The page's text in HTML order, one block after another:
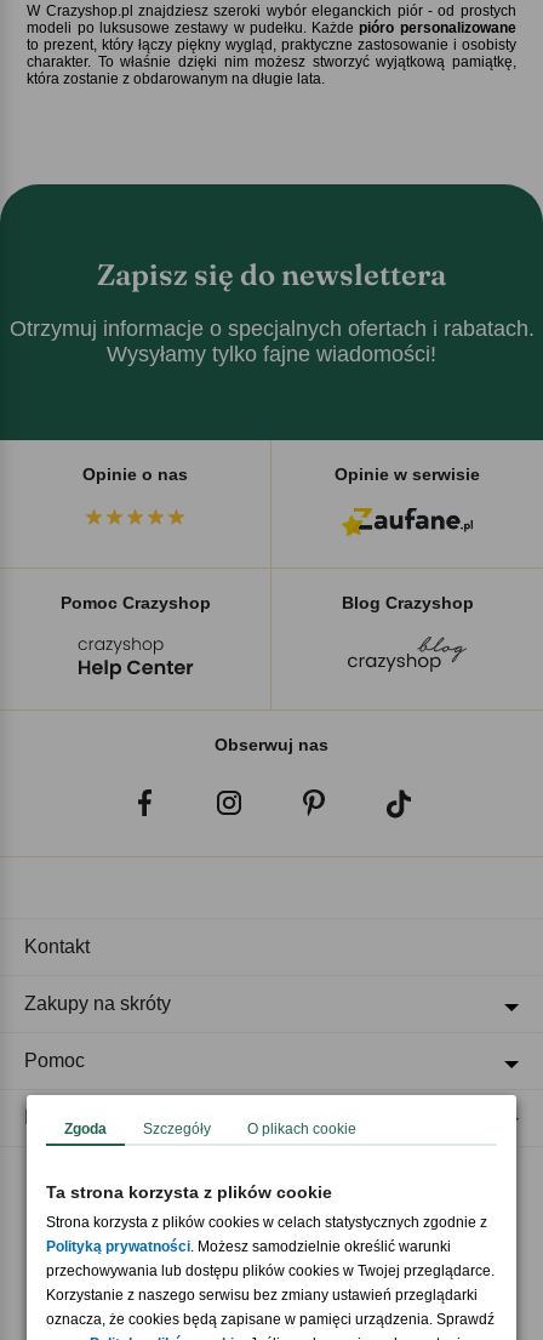
W Crazyshop.pl znajdziesz szeroki wybór eleganckich piór - od prostych
modeli po luksusowe zestawy w pudełku. Każdepióro personalizowane
to prezent, który łączy piękny wygląd, praktyczne zastosowanie i osobisty
charakter. To właśnie dzięki nim możesz stworzyć wyjątkową pamiątkę,
która zostanie z obdarowanym na długie lata.
Zapisz się do newslettera
Otrzymuj informacje o specjalnych ofertach i rabatach.
Wysyłamy tylko fajne wiadomości!
Opinie o nas Opinie w serwisie
Pomoc Crazyshop Blog Crazyshop
Obserwuj nas
Akceptujemy płatności
Kontakt
Zakupy na skróty
Pomoc
Zgoda Szczegóły O plikach cookie
Ta strona korzysta z plików cookie
Strona korzysta z plików cookies w celach statystycznych zgodnie z
Polityką prywatności. Możesz samodzielnie określić warunki
przechowywania lub dostępu plików cookies w Twojej przeglądarce.
Korzystanie z naszego serwisu bez zmiany ustawień przeglądarki
oznacza, że cookies będą zapisane w pamięci urządzenia. Sprawdź